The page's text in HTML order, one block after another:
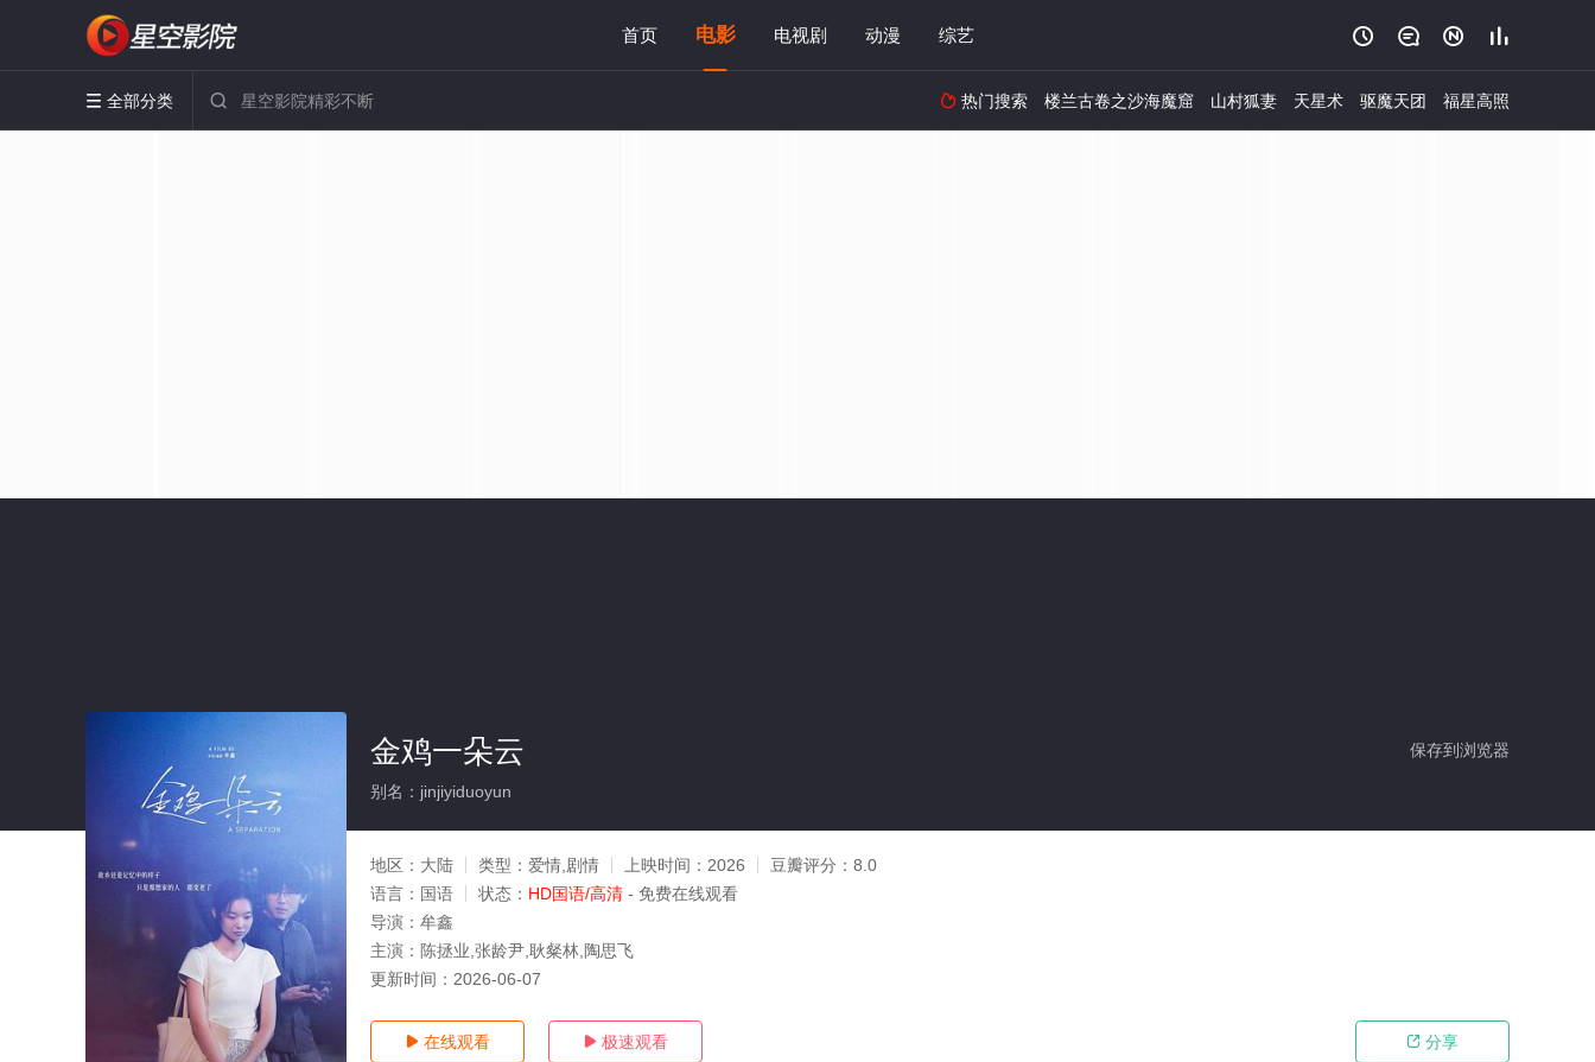
首页 电影 电视剧 动漫 综艺    
 全部分类   热门搜索 楼兰古卷之沙海魔窟 山村狐妻 天星术 驱魔天团 福星高照
保存到浏览器
金鸡一朵云
别名：jinjiyiduoyun
地区： 大陆 类型： 爱情,剧情 上映时间： 2026 豆瓣评分： 8.0
语言： 国语 状态： HD国语/高清 - 免费在线观看
导演： 牟鑫
主演： 陈拯业,张龄尹,耿粲林,陶思飞
更新时间： 2026-06-07
 在线观看  极速观看  分享